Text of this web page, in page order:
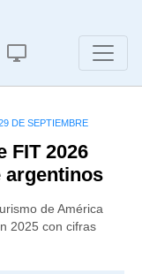
DE SEPTIEMBRE
FIT 2026
argentinos
de América
2025 con cifras